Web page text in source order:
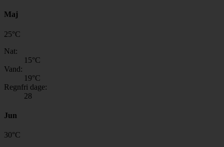
Maj
25°C
Nat:
15°C
Vand:
19°C
Regnfri dage:
28
Jun
30°C